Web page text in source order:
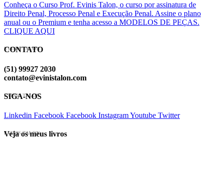
Conheça o Curso Prof. Evinis Talon, o curso por assinatura de
Direito Penal, Processo Penal e Execução Penal. Assine o plano
anual ou o Premium e tenha acesso a MODELOS DE PEÇAS.
CLIQUE AQUI
EVINIS TALON
CONTATO
(51) 99927 2030
contato@evinistalon.com
EVINIS TALON
SIGA-NOS
Linkedin Facebook Facebook InstagramYoutube Twitter
EVINIS TALON
Veja os meus livros